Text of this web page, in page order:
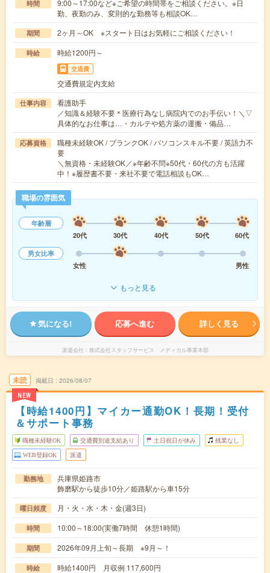
時間
9:00～17:00など※ご希望の時間帯をご相談ください。※日
勤、夜勤のみ、変則的な勤務等も相談OK…
期間 2ヶ月～OK ※スタート日はお気軽にご相談ください！
時給 時給1200円～
交通費
交通費規定内支給
仕事内容
看護助手
／知識＆経験不要＊医療行為なし病院内でのお手伝い！＼▽
具体的なお仕事は…・カルテや処方薬の運搬・備品…
応募資格
職種未経験OK / ブランクOK / パソコンスキル不要 / 英語力不
要
＼無資格・未経験OK／※年齢不問※50代・60代の方も活躍
中！※履歴書不要・来社不要で電話相談もOK…
職場の雰囲気
年齢層
20代
30代 40代 50代
60代
男女比率
女性
男性
もっと見る
気になる! 応募へ進む 詳しく見る
派遣会社 株式会社スタッフサービス メディカル事業本部
未読
NEW
掲載日 2026/08/07
【時給1400円】マイカー通勤OK！長期！受付
＆サポート事務
職種未経験OK 交通費別途支給あり 土日祝日が休み 残業なし
WEB登録OK 派遣
勤務地
兵庫県姫路市
飾磨駅から徒歩10分／姫路駅から車15分
曜日頻度 月・火・水・木・金(週3日)
時間 10:00～18:00(実働7時間 休憩1時間)
期間 2026年09月上旬～長期 ※9月～！
時給 時給1400円 月収例 117,600円